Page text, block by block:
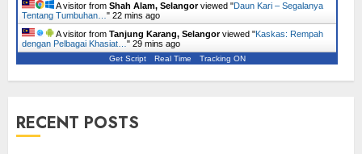
A visitor from Shah Alam, Selangorviewed "Daun Kari – Segalanya
Tentang Tumbuhan… " 22 mins ago
A visitor from Tanjung Karang, Selangorviewed "Kaskas: Rempah
dengan Pelbagai Khasiat… " 29 mins ago
Get Script Real Time Tracking ON
RECENT POSTS